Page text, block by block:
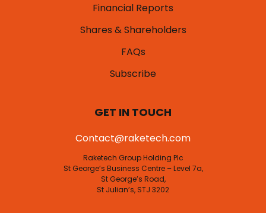
Financial Reports
Shares & Shareholders
FAQs
Subscribe
GET IN TOUCH
Contact@raketech.com
Raketech Group Holding Plc
St George’s Business Centre – Level 7a,
St George’s Road,
St Julian’s, STJ 3202